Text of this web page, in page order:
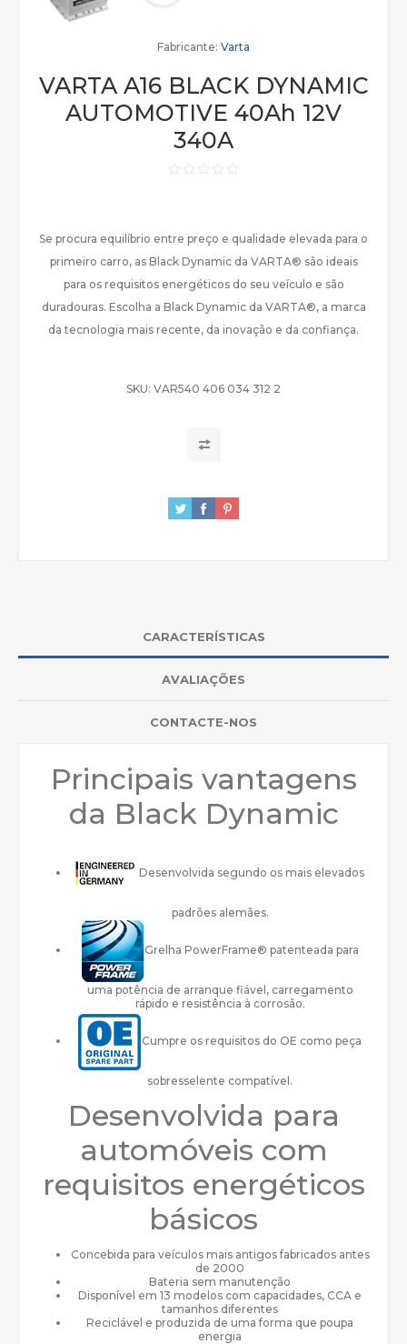
Fabricante: Varta
VARTA A16 BLACK DYNAMIC
AUTOMOTIVE 40Ah 12V
340A
Se procura equilíbrio entre preço e qualidade elevada para o
primeiro carro, as Black Dynamic da VARTA® são ideais
para os requisitos energéticos do seu veículo e são
duradouras. Escolha a Black Dynamic da VARTA®, a marca
da tecnologia mais recente, da inovação e da confiança.
SKU: VAR540 406 034 312 2
CARACTERÍSTICAS
AVALIAÇÕES
CONTACTE-NOS
Principais vantagens
da Black Dynamic
Desenvolvida segundo os mais elevados
padrões alemães.
Grelha PowerFrame® patenteada para
uma potência de arranque fiável, carregamento
rápido e resistência à corrosão.
Cumpre os requisitos do OE como peça
sobresselente compatível.
Desenvolvida para
automóveis com
requisitos energéticos
básicos
Concebida para veículos mais antigos fabricados antes
de 2000
Bateria sem manutenção
Disponível em 13 modelos com capacidades, CCA e
tamanhos diferentes
Reciclável e produzida de uma forma que poupa
energia